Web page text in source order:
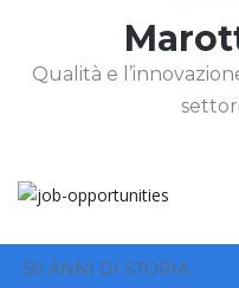
Qualità e
50 ANNI DI STORIA